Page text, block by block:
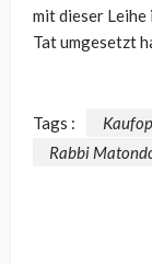
mit dieser
Tat umgesetzt
Tags :
Rabbi